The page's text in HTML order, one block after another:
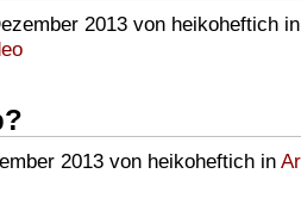
2013 von heikoheftich
2013 von heikoheftich in